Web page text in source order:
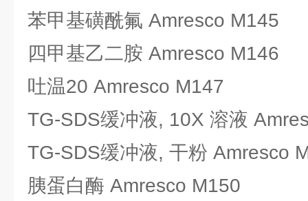
苯甲基磺酰氟 Amresco M145
四甲基乙二胺 Amresco M146
吐温20 Amresco M147
TG-SDS缓冲液, 10X 溶液
TG-SDS缓冲液, 干粉 Amresco
胰蛋白酶 Amresco M150